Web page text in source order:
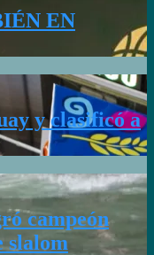
EN
y clasificó a
campeón
slalom